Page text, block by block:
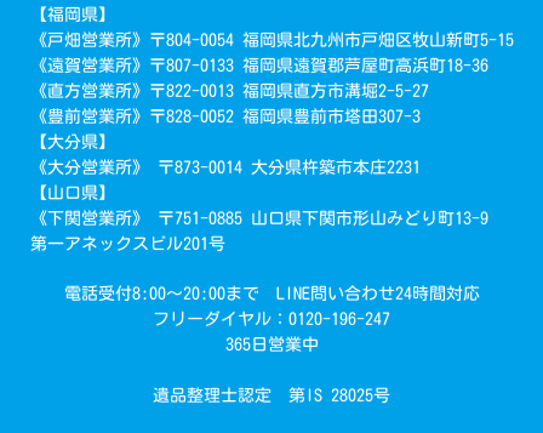
【福岡県】
《戸畑営業所》〒804-0054 福岡県北九州市戸畑区牧山新町5-15
《遠賀営業所》〒807-0133 福岡県遠賀郡芦屋町高浜町18-36
《直方営業所》〒822-0013 福岡県直方市溝堀2-5-27
《豊前営業所》〒828-0052 福岡県豊前市塔田307-3
【大分県】
《大分営業所》 〒873-0014 大分県杵築市本庄2231
【山口県】
《下関営業所》 〒751-0885 山口県下関市形山みどり町13-9
第一アネックスビル201号
電話受付8:00～20:00まで LINE問い合わせ24時間対応
フリーダイヤル：0120-196-247
365日営業中
遺品整理士認定 第IS 28025号